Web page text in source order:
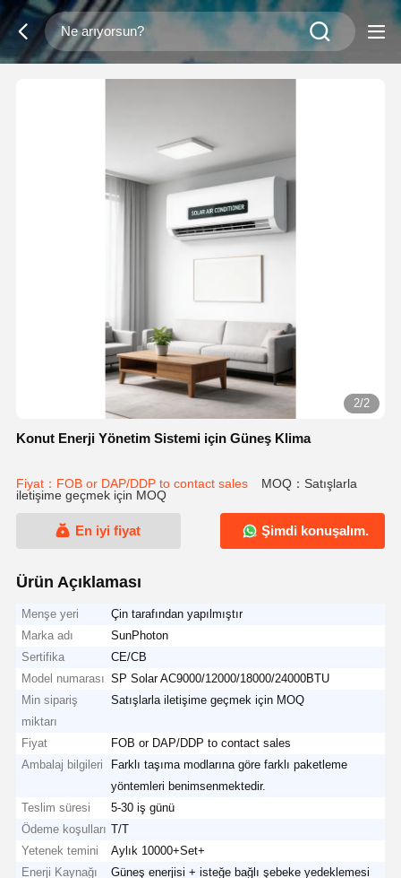
2/2
Konut Enerji Yönetim Sistemi için Güneş Klima
Fiyat：FOB or DAP/DDP to contact sales
MOQ：Satışlarla
iletişime geçmek için MOQ
En iyi fiyat Şimdi konuşalım.
Ürün Açıklaması
Menşe yeri
Çin tarafından yapılmıştır
Marka adı
SunPhoton
Sertifika
CE/CB
Model numarası SP Solar AC9000/12000/18000/24000BTU
Min sipariş
miktarı
Satışlarla iletişime geçmek için MOQ
Fiyat
FOB or DAP/DDP to contact sales
Ambalaj bilgileri
Farklı taşıma modlarına göre farklı paketleme
yöntemleri benimsenmektedir.
Teslim süresi
5-30 iş günü
Ödeme koşulları T/T
Yetenek temini
Aylık 10000+Set+
Enerji Kaynağı
Güneş enerjisi + isteğe bağlı şebeke yedeklemesi